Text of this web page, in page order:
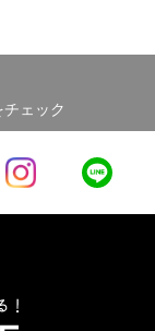
チェック